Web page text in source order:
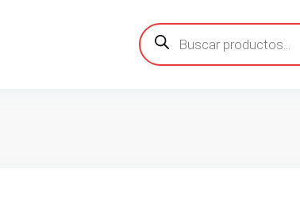
Búsqueda
de
productos